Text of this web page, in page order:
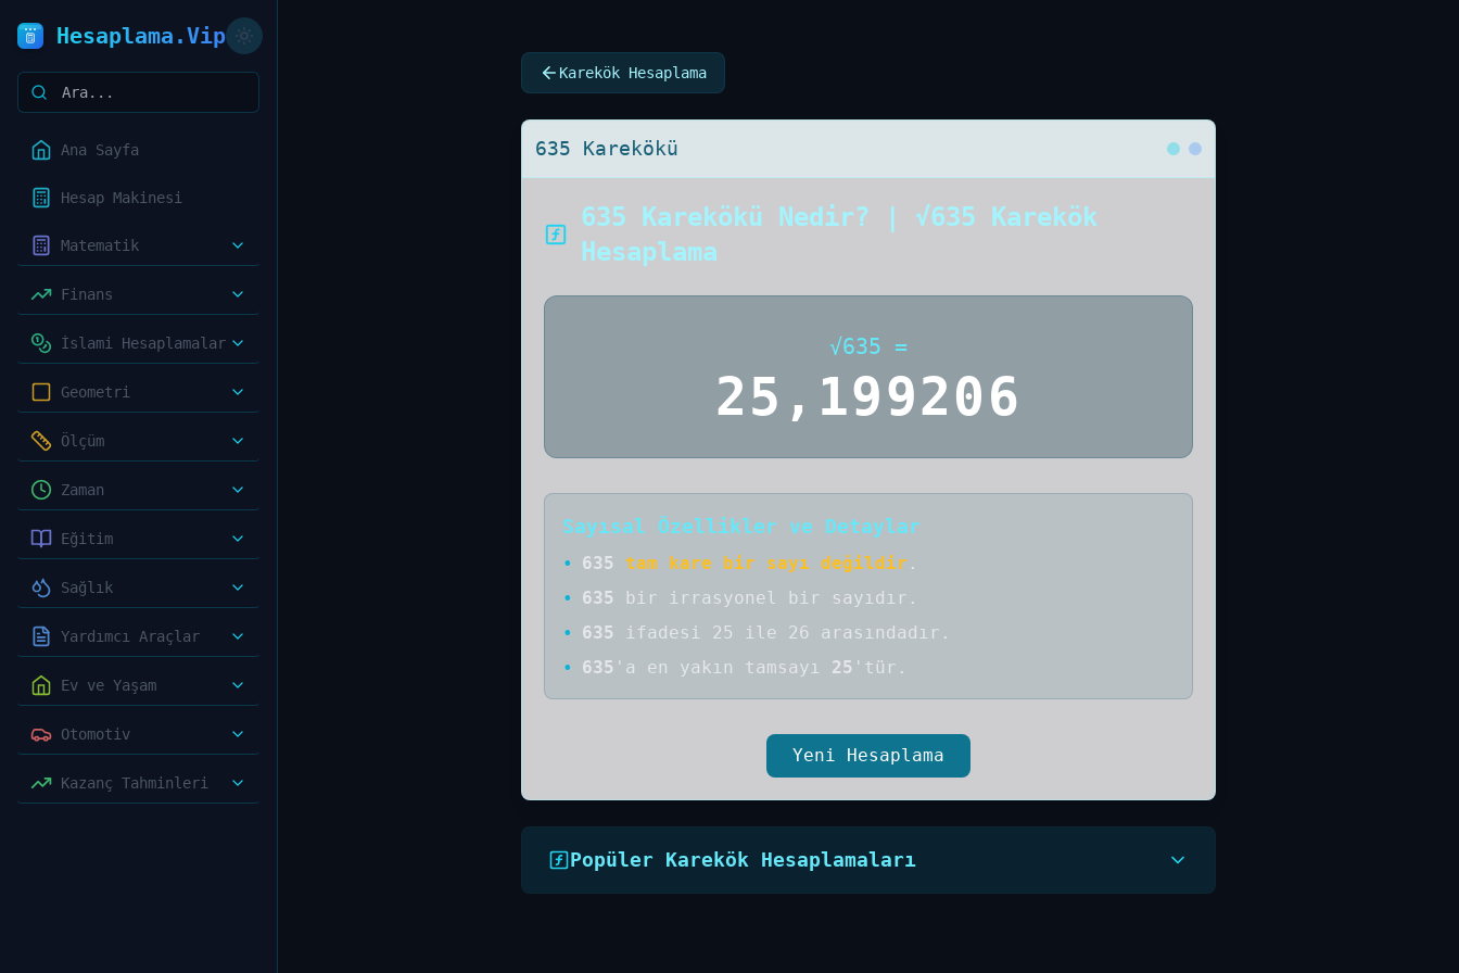
Hesaplama.Vip
Ana Sayfa
Hesap Makinesi
Matematik
Finans
İslami Hesaplamalar
Geometri
Ölçüm
Zaman
Eğitim
Sağlık
Yardımcı Araçlar
Ev ve Yaşam
Otomotiv
Kazanç Tahminleri
Karekök Hesaplama
635 Karekökü
635 Karekökü Nedir? | √635 Karekök
Hesaplama
√635 =
25,199206
Sayısal Özellikler ve Detaylar
• 635 tam kare bir sayı değildir .
•
635 bir irrasyonel bir sayıdır .
•
635
ifadesi 25 ile 26 arasındadır.
•
635 'a en yakın tamsayı 25 'tür.
Yeni Hesaplama
Popüler Karekök Hesaplamaları